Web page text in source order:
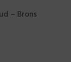
– Brons